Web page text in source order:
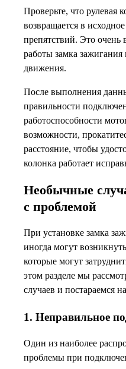
Проверьте, что рулевая
возвращается в
препятствий. Это очень
работы замка зажигания
движения.
После выполнения
правильности
работоспособности
возможности,
расстояние, чтобы
колонка работает
Необычные
с проблемой
При установке замка
иногда могут
которые могут
этом разделе мы
случаев и постараемся
1. Неправильное
Один из наиболее
проблемы при